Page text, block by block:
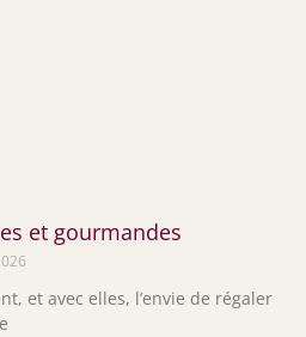
et gourmandes
et avec elles, l’envie de régaler